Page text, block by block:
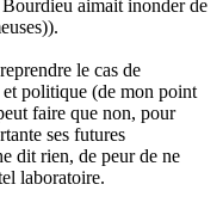
aimait inonder de
le cas de
politique (de mon point
faire que non, pour
ses futures
dit rien, de peur de ne
laboratoire.